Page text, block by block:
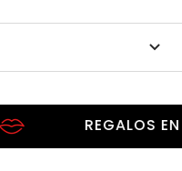
REGALOS EN